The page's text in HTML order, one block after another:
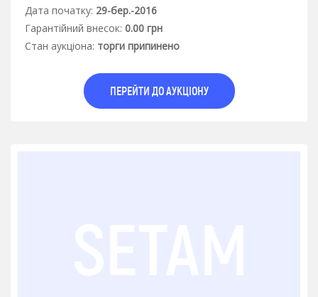
Дата початку: 29-бер.-2016
Гарантiйний внесок: 0.00 грн
Стан аукцiона: торги припинено
ПЕРЕЙТИ ДО АУКЦІОНУ